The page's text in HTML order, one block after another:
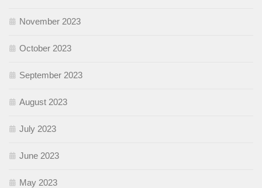
November 2023
October 2023
September 2023
August 2023
July 2023
June 2023
May 2023